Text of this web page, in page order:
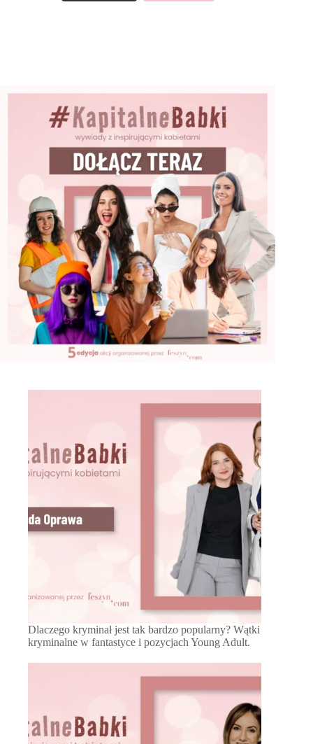
Dlaczego kryminał jest tak bardzo popularny? Wątki
kryminalne w fantastyce i pozycjach Young Adult.